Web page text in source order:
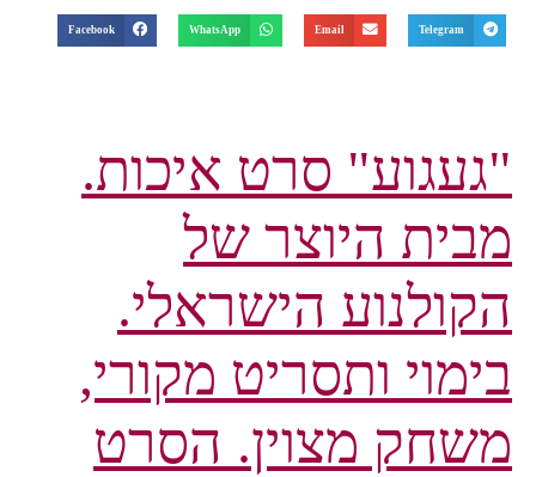
Telegram
Email
WhatsApp
Facebook
"געגוע" סרט איכות.
מבית היוצר של
הקולנוע הישראלי.
בימוי ותסריט מקורי,
משחק מצוין. הסרט